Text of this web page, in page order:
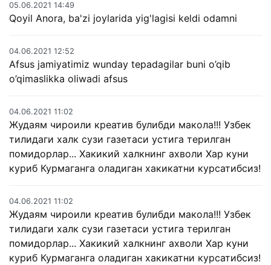
05.06.2021 14:49
Qoyil Anora, ba'zi joylarida yig'lagisi keldi odamni
04.06.2021 12:52
Afsus jamiyatimiz wunday tepadagilar buni o’qib
o’qimaslikka oliwadi afsus
04.06.2021 11:02
Жудаям чироили креатив булибди макола!!! Узбек
тилидаги халк сузи газетаси устига терилган
помидорлар... Хакикий халкнинг ахволи Хар куни
куриб Курмаганга оладиган хакикатни курсатибсиз!
04.06.2021 11:02
Жудаям чироили креатив булибди макола!!! Узбек
тилидаги халк сузи газетаси устига терилган
помидорлар... Хакикий халкнинг ахволи Хар куни
куриб Курмаганга оладиган хакикатни курсатибсиз!